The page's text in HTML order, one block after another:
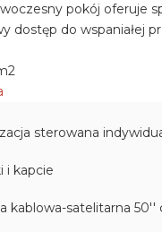
pokój oferuje
dostęp do wspaniałej
sterowana
i kapcie
kablowa-satelitarna 50''